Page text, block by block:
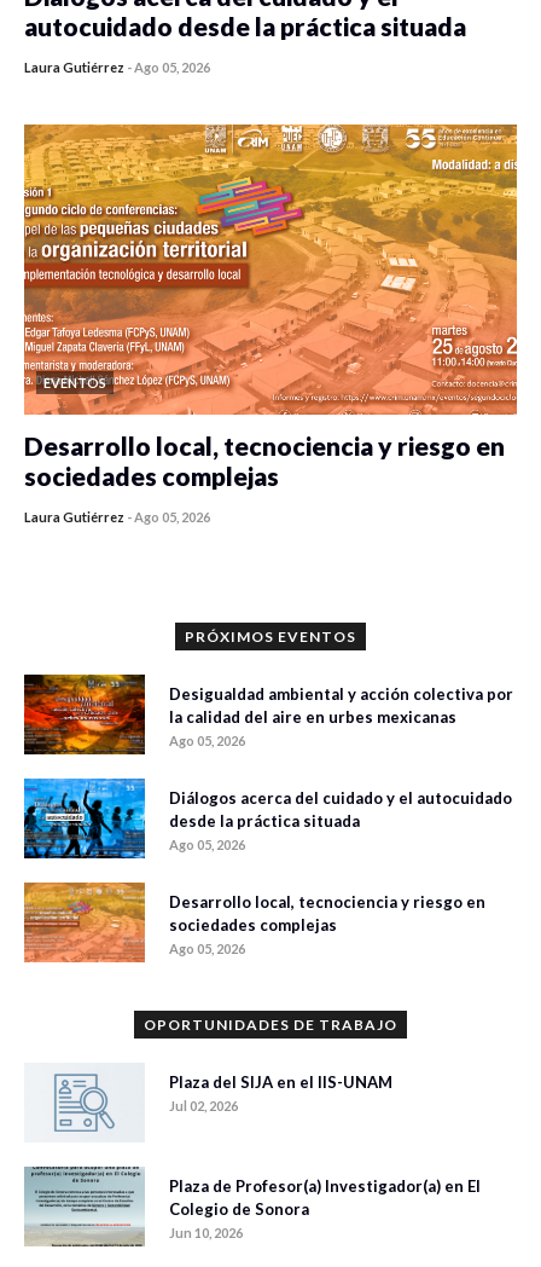
autocuidado desde la práctica situada
Laura Gutiérrez -Ago 05, 2026
EVENTOS
Desarrollo local, tecnociencia y riesgo en
sociedades complejas
Laura Gutiérrez -Ago 05, 2026
PRÓXIMOS EVENTOS
Desigualdad ambiental y acción colectiva por
la calidad del aire en urbes mexicanas
Ago 05, 2026
Diálogos acerca del cuidado y el autocuidado
desde la práctica situada
Ago 05, 2026
Desarrollo local, tecnociencia y riesgo en
sociedades complejas
Ago 05, 2026
OPORTUNIDADES DE TRABAJO
Plaza del SIJA en el IIS-UNAM
Jul 02, 2026
Plaza de Profesor(a) Investigador(a) en El
Colegio de Sonora
Jun 10, 2026